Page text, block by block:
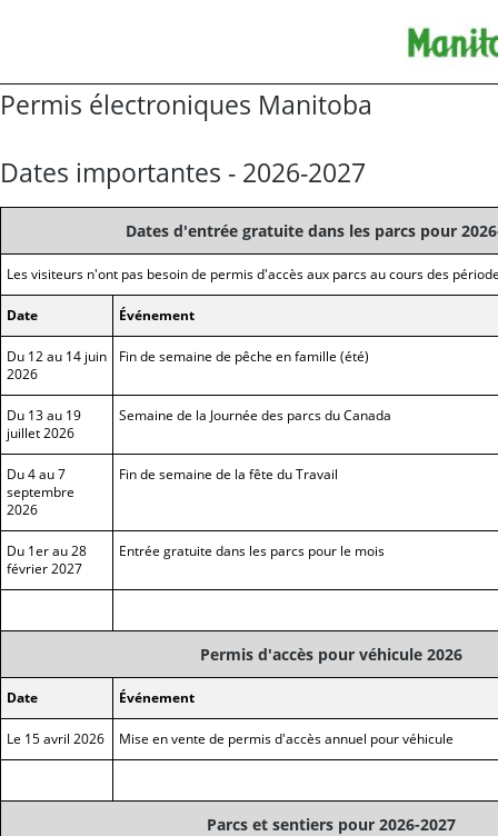
Permis électroniques Manitoba
Dates importantes - 2026-2027
Dates d'entrée gratuite dans les parcs pour
Les visiteurs n'ont pas besoin de permis d'accès aux parcs au cours des
Date Événement
Du 12 au 14 juin
2026
Fin de semaine de pêche en famille (été)
Du 13 au 19
juillet 2026
Semaine de la Journée des parcs du Canada
Du 4 au 7
septembre
2026
Fin de semaine de la fête du Travail
Du 1er au 28
février 2027
Entrée gratuite dans les parcs pour le mois
Permis d'accès pour véhicule 2026
Date Événement
Le 15 avril 2026 Mise en vente de permis d'accès annuel pour véhicule
Parcs et sentiers pour 2026-2027